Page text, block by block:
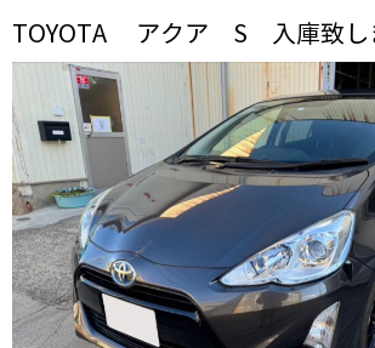
TOYOTA アクア S 入庫致し